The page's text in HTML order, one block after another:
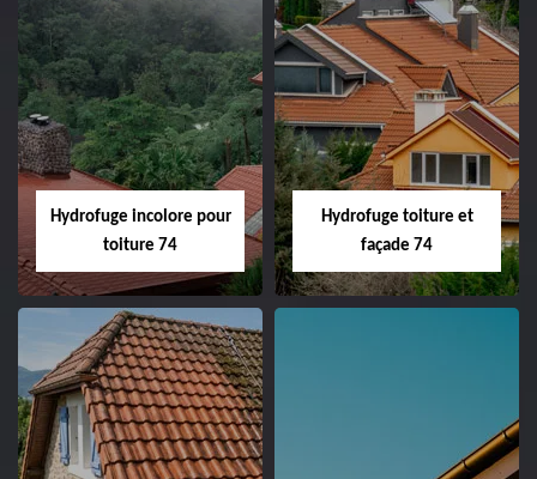
Hydrofuge incolore pour
toiture 74
Hydrofuge toiture et
façade 74